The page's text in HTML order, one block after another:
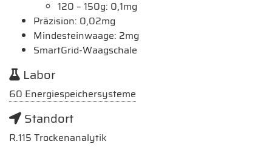
120 – 150g: 0,1mg
Präzision: 0,02mg
Mindesteinwaage: 2mg
SmartGrid-Waagschale
Labor
60 Energiespeichersysteme
Standort
R.115 Trockenanalytik